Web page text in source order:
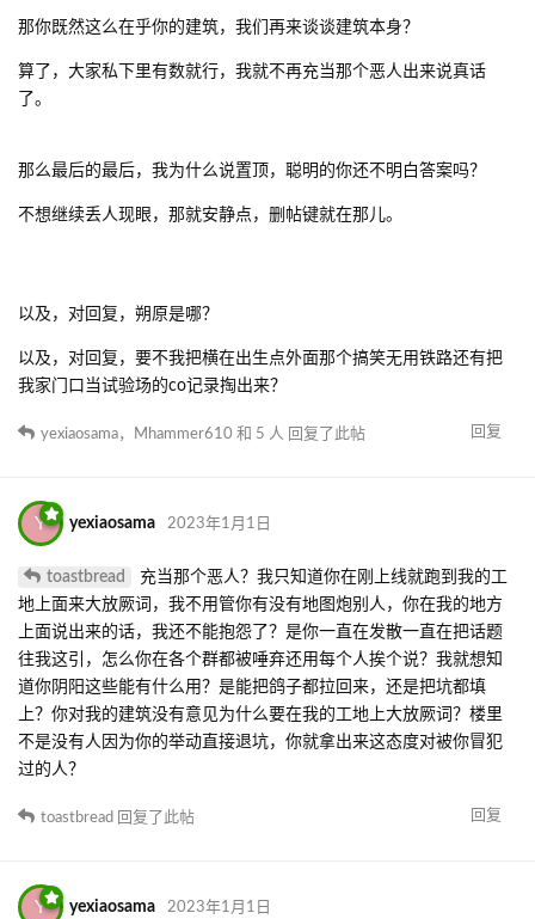
那你既然这么在乎你的建筑，我们再来谈谈建筑本身？
算了，大家私下里有数就行，我就不再充当那个恶人出来说真话
了。
那么最后的最后，我为什么说置顶，聪明的你还不明白答案吗？
不想继续丢人现眼，那就安静点，删帖键就在那儿。
以及，对回复，朔原是哪？
以及，对回复，要不我把横在出生点外面那个搞笑无用铁路还有把
我家门口当试验场的co记录掏出来？
回复
yexiaosama， Mhammer610 和 5 人 回复了此帖
Y yexiaosama 2023年1月1日
toastbread
充当那个恶人？我只知道你在刚上线就跑到我的工
地上面来大放厥词，我不用管你有没有地图炮别人，你在我的地方
上面说出来的话，我还不能抱怨了？是你一直在发散一直在把话题
往我这引，怎么你在各个群都被唾弃还用每个人挨个说？我就想知
道你阴阳这些能有什么用？是能把鸽子都拉回来，还是把坑都填
上？你对我的建筑没有意见为什么要在我的工地上大放厥词？楼里
不是没有人因为你的举动直接退坑，你就拿出来这态度对被你冒犯
过的人？
回复
toastbread 回复了此帖
Y yexiaosama 2023年1月1日